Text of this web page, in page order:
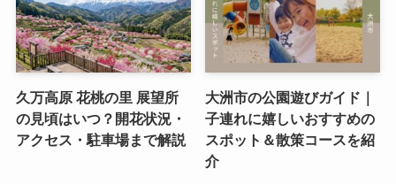
久万高原 花桃の里 展望所
の見頃はいつ？開花状況・
アクセス・駐車場まで解説
大洲市の公園遊びガイド｜
子連れに嬉しいおすすめの
スポット＆散策コースを紹
介